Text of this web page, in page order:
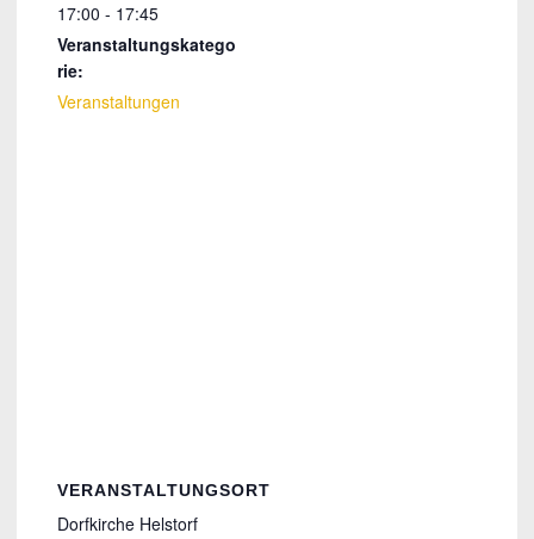
17:00 - 17:45
Veranstaltungskatego
rie:
Veranstaltungen
VERANSTALTUNGSORT
Dorfkirche Helstorf